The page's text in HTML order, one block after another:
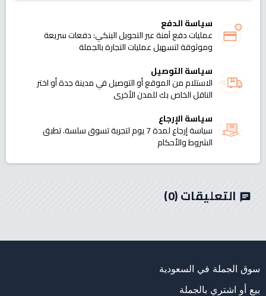
سياسة الدفع
عمليات دفع آمنة عبر التحويل البنكي: دفعات سريعة
وموثوقة لتسهيل عمليات التجارة بالجملة
سياسة التوصيل
الاستلام من الموقع أو التوصيل في مدينة جدة أو اختر
الناقل الخاص بك للمدن الأخرى
سياسة الإرجاع
سياسة إرجاع لمدة 7 يوم لتجربة تسوق سلسة. تطبق
الشروط والأحكام
chat التعليقات(0)
سوق الجملة في السعودية
بيع أو اشتري بالجملة